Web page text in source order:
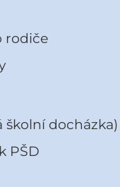
rodiče
školní docházka)
PŠD